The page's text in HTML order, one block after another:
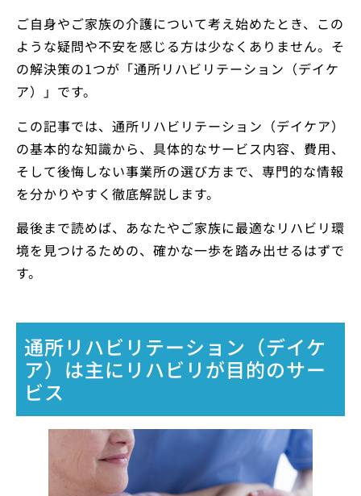
ご自身やご家族の介護について考え始めたとき、この
ような疑問や不安を感じる方は少なくありません。そ
の解決策の1つが「通所リハビリテーション（デイケ
ア）」です。
この記事では、通所リハビリテーション（デイケア）
の基本的な知識から、具体的なサービス内容、費用、
そして後悔しない事業所の選び方まで、専門的な情報
を分かりやすく徹底解説します。
最後まで読めば、あなたやご家族に最適なリハビリ環
境を見つけるための、確かな一歩を踏み出せるはずで
す。
通所リハビリテーション（デイケ
ア）は主にリハビリが目的のサー
ビス